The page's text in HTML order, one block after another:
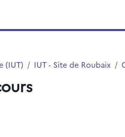
(IUT) IUT - Site de Roubaix